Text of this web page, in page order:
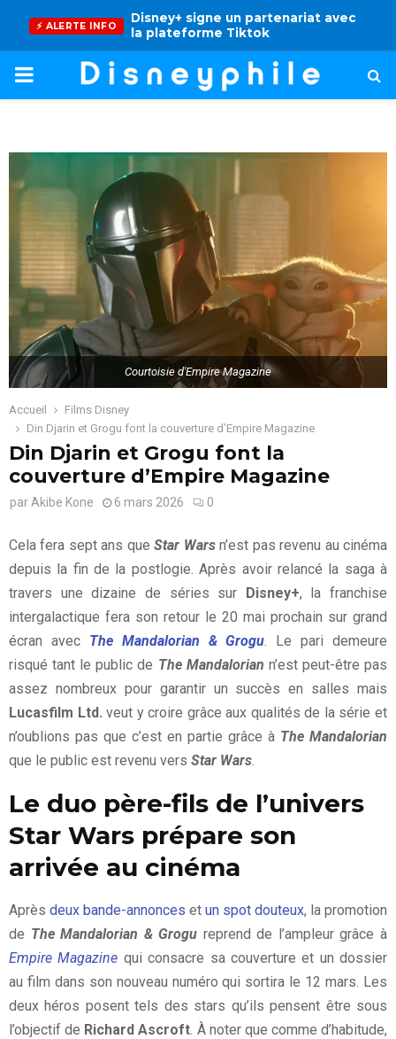
Disney+ signe un partenariat avec
la plateforme Tiktok
PRIMARY
Courtoisie d'Empire Magazine
Accueil
Films Disney
Din Djarin et Grogu font la couverture d’Empire Magazine
Din Djarin et Grogu font la
couverture d’Empire Magazine
par Akibe Kone 6 mars 2026 0
Cela fera sept ans queStar Warsn’est pas revenu au cinéma
depuis la fin de la postlogie. Après avoir relancé la saga à
travers une dizaine de séries sur Disney+, la franchise
intergalactique fera son retour le 20 mai prochain sur grand
écran avec The Mandalorian & Grogu . Le pari demeure
risqué tant le public de The Mandalorian n’est peut-être pas
assez nombreux pour garantir un succès en salles mais
Lucasfilm Ltd. veut y croire grâce aux qualités de la série et
n’oublions pas que c’est en partie grâce à The Mandalorian
que le public est revenu vers Star Wars
Le duo père-fils de l’univers
Star Wars prépare son
arrivée au cinéma
Après deux bande-annonces et un spot douteux, la promotion
de The Mandalorian & Grogu reprend de l’ampleur grâce à
Empire Magazine qui consacre sa couverture et un dossier
au film dans son nouveau numéro qui sortira le 12 mars. Les
deux héros posent tels des stars qu’ils pensent être sous
l’objectif de Richard Ascroft . À noter que comme d’habitude,